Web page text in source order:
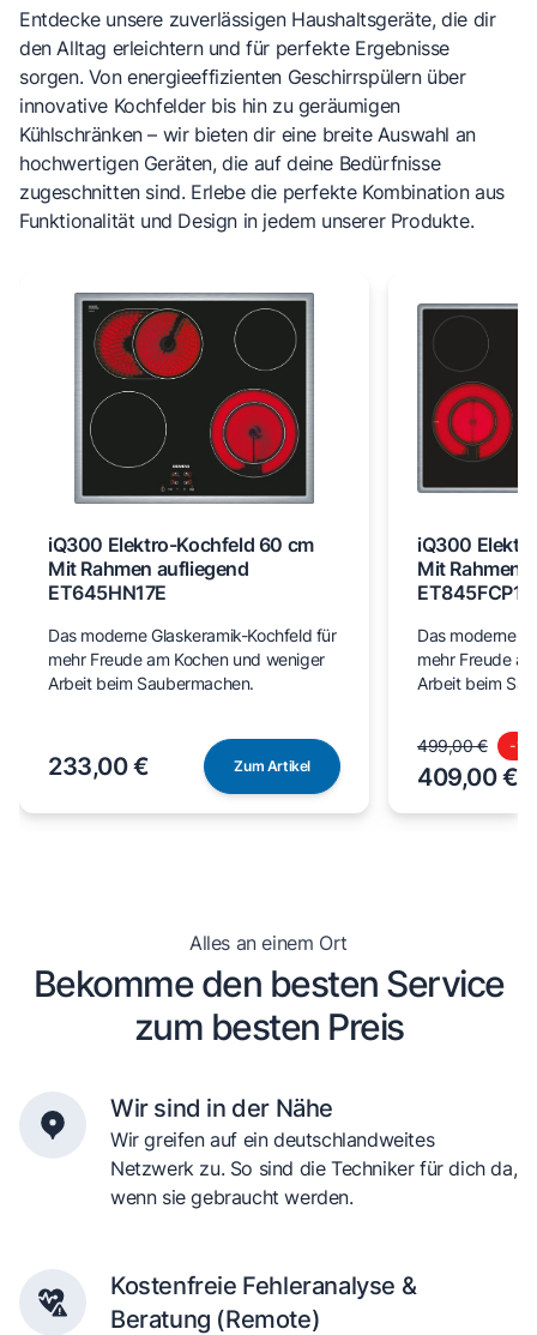
Entdecke unsere zuverlässigen Haushaltsgeräte, die dir
den Alltag erleichtern und für perfekte Ergebnisse
sorgen. Von energieeffizienten Geschirrspülern über
innovative Kochfelder bis hin zu geräumigen
Kühlschränken – wir bieten dir eine breite Auswahl an
hochwertigen Geräten, die auf deine Bedürfnisse
zugeschnitten sind. Erlebe die perfekte Kombination aus
Funktionalität und Design in jedem unserer Produkte.
iQ300 Elektro-Kochfeld 60 cm
Mit Rahmen aufliegend
ET645HN17E
Das moderne Glaskeramik-Kochfeld für
mehr Freude am Kochen und weniger
Arbeit beim Saubermachen.
233,00 € Zum Artikel
iQ300
Mit Rahmen
ET845FCP1D
Das moderne
mehr Freude
Arbeit beim
499,00 € -18
409,00 €
Alles an einem Ort
Bekomme den besten Service
zum besten Preis
Wir sind in der Nähe
Wir greifen auf ein deutschlandweites
Netzwerk zu. So sind die Techniker für dich da,
wenn sie gebraucht werden.
Kostenfreie Fehleranalyse &
Beratung (Remote)